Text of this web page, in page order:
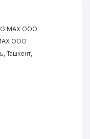
MAX ООО
ООО
,Ташкент,